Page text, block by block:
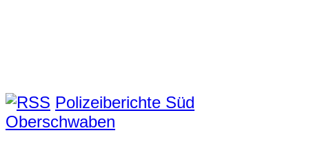
Polizeiberichte Süd
Oberschwaben